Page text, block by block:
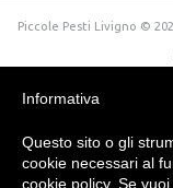
Piccole Pesti Livigno ©
Informativa
Questo sito o gli
cookie necessari al
cookie policy. Se